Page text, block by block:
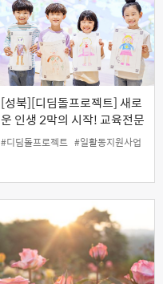
[성북][디딤돌프로젝트] 새로
운 인생 2막의 시작! 교육전문
가에게 배우는 육아코칭전문
가 양성과정
#디딤돌프로젝트 #일활동지원사업